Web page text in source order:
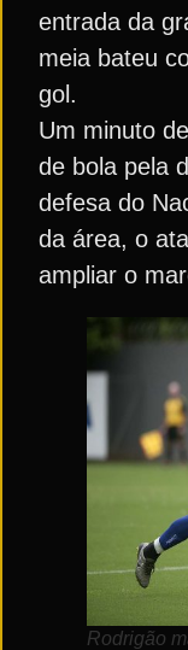
entrada da
meia bateu
gol.
Um minuto
de bola pela
defesa do
da área, o
ampliar o
Rodrigão